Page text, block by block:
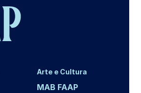
Arte e Cultura
MAB FAAP